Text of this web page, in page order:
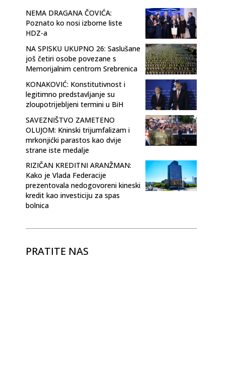
NEMA DRAGANA ČOVIĆA:
Poznato ko nosi izborne liste
HDZ-a
NA SPISKU UKUPNO 26: Saslušane
još četiri osobe povezane s
Memorijalnim centrom Srebrenica
KONAKOVIĆ: Konstitutivnost i
legitimno predstavljanje su
zloupotrijebljeni termini u BiH
SAVEZNIŠTVO ZAMETENO
OLUJOM: Kninski trijumfalizam i
mrkonjićki parastos kao dvije
strane iste medalje
RIZIČAN KREDITNI ARANŽMAN:
Kako je Vlada Federacije
prezentovala nedogovoreni kineski
kredit kao investiciju za spas
bolnica
PRATITE NAS